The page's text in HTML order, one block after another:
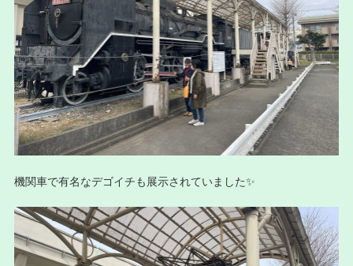
機関車で有名なデゴイチも展示されていました✨